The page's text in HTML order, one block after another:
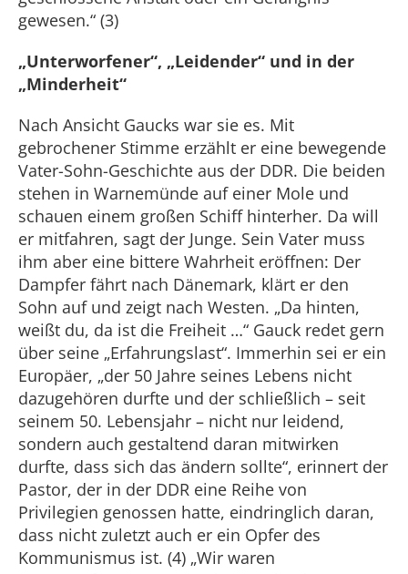
gewesen.“ (3)
„Unterworfener“, „Leidender“ und in der
„Minderheit“
Nach Ansicht Gaucks war sie es. Mit
gebrochener Stimme erzählt er eine bewegende
Vater-Sohn-Geschichte aus der DDR. Die beiden
stehen in Warnemünde auf einer Mole und
schauen einem großen Schiff hinterher. Da will
er mitfahren, sagt der Junge. Sein Vater muss
ihm aber eine bittere Wahrheit eröffnen: Der
Dampfer fährt nach Dänemark, klärt er den
Sohn auf und zeigt nach Westen. „Da hinten,
weißt du, da ist die Freiheit …“ Gauck redet gern
über seine „Erfahrungslast“. Immerhin sei er ein
Europäer, „der 50 Jahre seines Lebens nicht
dazugehören durfte und der schließlich – seit
seinem 50. Lebensjahr – nicht nur leidend,
sondern auch gestaltend daran mitwirken
durfte, dass sich das ändern sollte“, erinnert der
Pastor, der in der DDR eine Reihe von
Privilegien genossen hatte, eindringlich daran,
dass nicht zuletzt auch er ein Opfer des
Kommunismus ist. (4) „Wir waren